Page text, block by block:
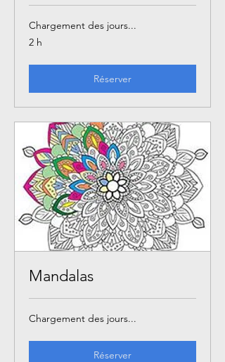
Chargement des jours...
2 h
Réserver
Mandalas
Chargement des jours...
Réserver